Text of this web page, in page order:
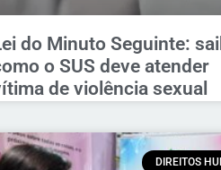
do Minuto Seguinte:
o SUS deve atender
de violência sexual
DIREITOS